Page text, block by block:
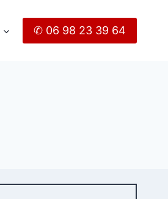
✆ 06 98 23 39 64